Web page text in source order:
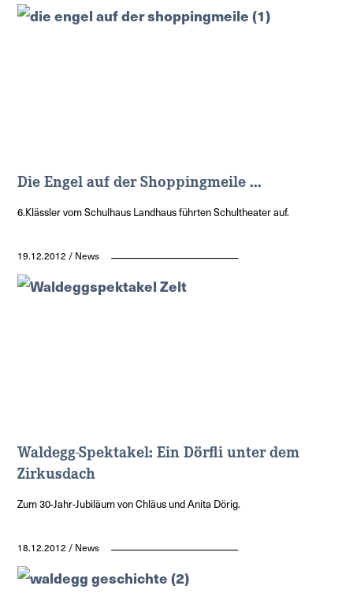
Die Engel auf der Shoppingmeile ...
6.Klässler vom Schulhaus Landhaus führten Schultheater auf.
19.12.2012 / News
Waldegg-Spektakel: Ein Dörfli unter dem
Zirkusdach
Zum 30-Jahr-Jubiläum von Chläus und Anita Dörig.
18.12.2012 / News